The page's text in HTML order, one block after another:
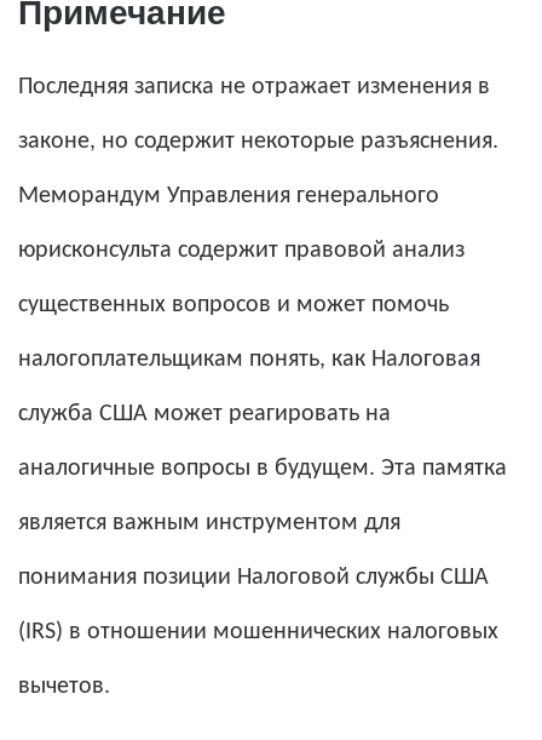
Примечание
Последняя записка не отражает изменения в
законе, но содержит некоторые разъяснения.
Меморандум Управления генерального
юрисконсульта содержит правовой анализ
существенных вопросов и может помочь
налогоплательщикам понять, как Налоговая
служба США может реагировать на
аналогичные вопросы в будущем. Эта памятка
является важным инструментом для
понимания позиции Налоговой службы США
(IRS) в отношении мошеннических налоговых
вычетов.